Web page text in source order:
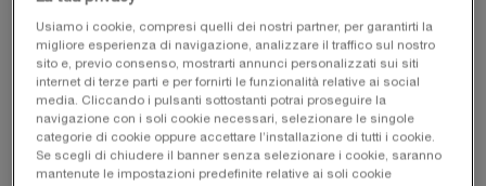
Tra i principali benefici del siero viso troviamo:
Idratazione intensa- un siero con attivi come l’acido
ialuronico idrata la pelle e le dona un aspetto rimpolpato e
fresco;
Luminosità immediata- sieri con ingredienti come la vitamina
C illuminano l’incarnato e aiutano a combattere l’aspetto
Usiamo i cookie, compresi quelli dei nostri partner, per garantirti la
migliore esperienza di navigazione, analizzare il traffico sul nostro
sito e, previo consenso, mostrarti annunci personalizzati sui siti
internet di terze parti e per fornirti le funzionalità relative ai social
media. Cliccando i pulsanti sottostanti potrai proseguire la
navigazione con i soli cookie necessari, selezionare le singole
categorie di cookie oppure accettare l’installazione di tutti i cookie.
Se scegli di chiudere il banner senza selezionare i cookie, saranno
mantenute le impostazioni predefinite relative ai soli cookie